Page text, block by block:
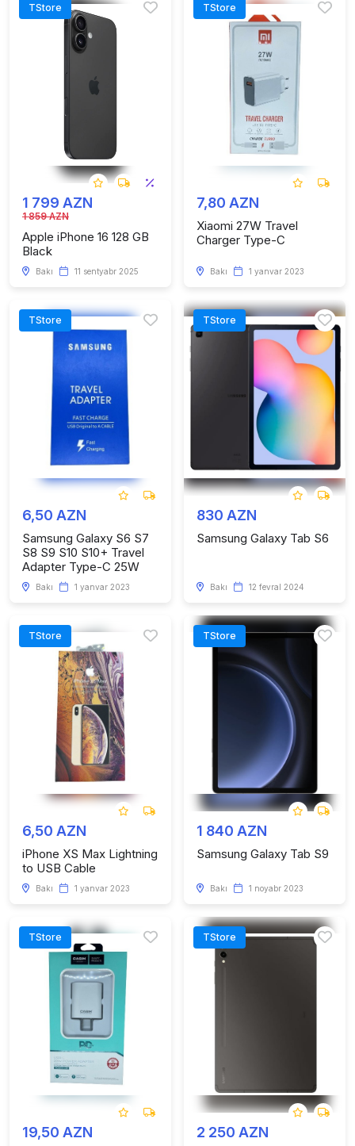
TStore
1 799 AZN
1 859 AZN
Apple iPhone 16 128 GB
Black
Bakı 11 sentyabr 2025
TStore
7,80 AZN
Xiaomi 27W Travel
Charger Type-C
Bakı 1 yanvar 2023
TStore
6,50 AZN
Samsung Galaxy S6 S7
S8 S9 S10 S10+ Travel
Adapter Type-C 25W
Bakı 1 yanvar 2023
TStore
830 AZN
Samsung Galaxy Tab S6
Bakı 12 fevral 2024
TStore
6,50 AZN
iPhone XS Max Lightning
to USB Cable
Bakı 1 yanvar 2023
TStore
1 840 AZN
Samsung Galaxy Tab S9
Bakı 1 noyabr 2023
TStore
19,50 AZN
TStore
2 250 AZN